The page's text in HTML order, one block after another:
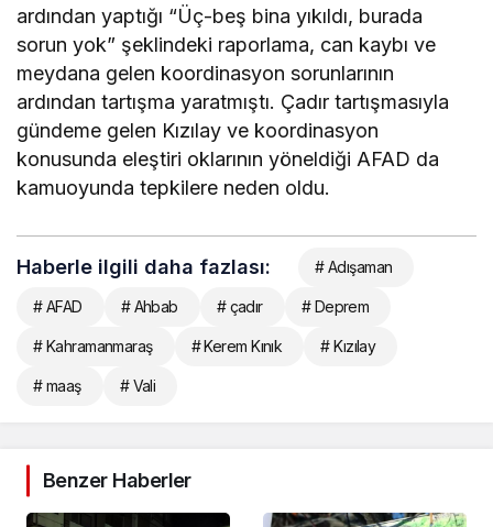
ardından yaptığı “Üç-beş bina yıkıldı, burada
sorun yok” şeklindeki raporlama, can kaybı ve
meydana gelen koordinasyon sorunlarının
ardından tartışma yaratmıştı. Çadır tartışmasıyla
gündeme gelen Kızılay ve koordinasyon
konusunda eleştiri oklarının yöneldiği AFAD da
kamuoyunda tepkilere neden oldu.
Haberle ilgili daha fazlası: # Adışaman
# AFAD # Ahbab # çadır # Deprem
# Kahramanmaraş # Kerem Kınık # Kızılay
# maaş # Vali
Benzer Haberler